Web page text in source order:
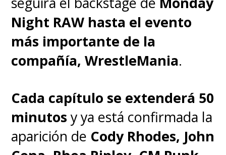
Night RAW hasta el evento
más importante de la
compañía, WrestleMania.
Cada capítulo se extenderá 50
minutos y ya está confirmada la
aparición de Cody Rhodes, John